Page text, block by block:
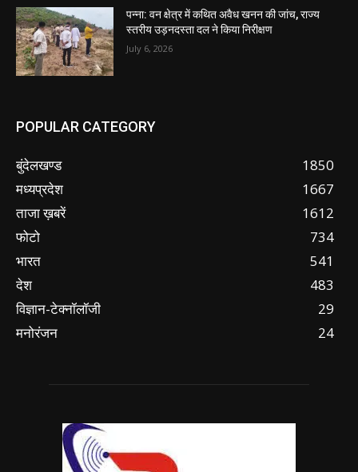
पन्ना: वन क्षेत्र में कथित अवैध खनन की जांच, राज्य
स्तरीय उड़नदस्ता दल ने किया निरीक्षण
July 6, 2026
POPULAR CATEGORY
बुंदेलखण्ड
1850
मध्यप्रदेश
1667
ताजा ख़बरें
1612
फोटो
734
भारत
541
देश
483
विज्ञान-टेक्नॉलॉजी
29
मनोरंजन
24